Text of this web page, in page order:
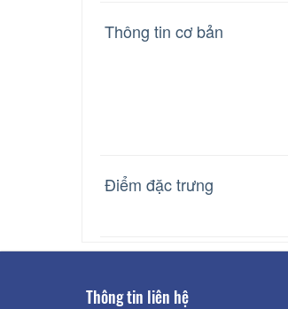
Thông tin cơ bản
Điểm đặc trưng
Thông tin liên hệ